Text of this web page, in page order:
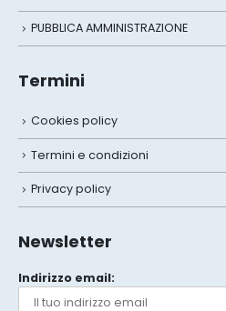
PUBBLICA AMMINISTRAZIONE
Termini
Cookies policy
Termini e condizioni
Privacy policy
Newsletter
Indirizzo email: